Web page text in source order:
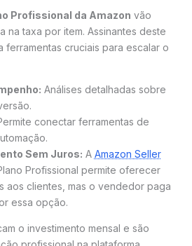
Profissional da Amazon vão
na taxa por item. Assinantes deste
ferramentas cruciais para escalar o
Análises detalhadas sobre
conectar ferramentas de
Sem Juros: A Amazon Seller
Profissional permite oferecer
aos clientes, mas o vendedor paga
essa opção.
o investimento mensal e são